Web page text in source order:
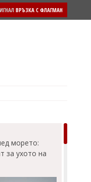
ВРЪЗКА С ФЛАГМАН
морето:
за ухото на